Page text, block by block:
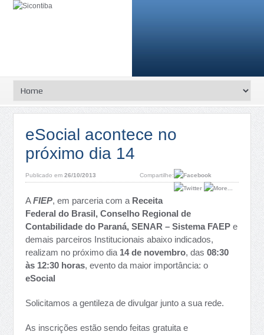
eSocial acontece no
próximo dia 14
Publicado em26/10/2013 Compartilhe:
AFIEP, em parceria com a Receita
Federal do Brasil, Conselho Regional de
Contabilidade do Paraná, SENAR – Sistema FAEP e
demais parceiros Institucionais abaixo indicados,
realizam no próximo dia 14 de novembro, das08:30
às 12:30 horas, evento da maior importância: o
eSocial
Solicitamos a gentileza de divulgar junto a sua rede.
As inscrições estão sendo feitas gratuita e